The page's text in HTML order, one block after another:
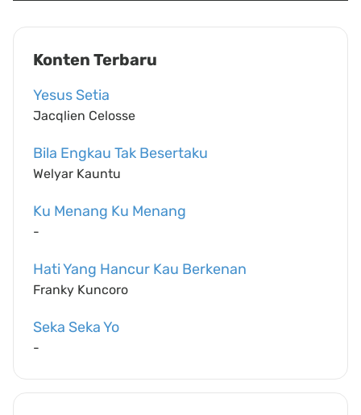
Konten Terbaru
Yesus Setia
Jacqlien Celosse
Bila Engkau Tak Besertaku
Welyar Kauntu
Ku Menang Ku Menang
-
Hati Yang Hancur Kau Berkenan
Franky Kuncoro
Seka Seka Yo
-